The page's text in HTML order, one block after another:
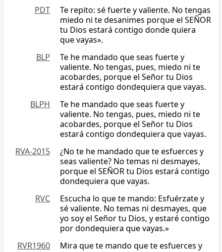
PDT
Te repito: sé fuerte y valiente. No tengas
miedo ni te desanimes porque el SEÑOR
tu Dios estará contigo donde quiera
que vayas».
BLP
Te he mandado que seas fuerte y
valiente. No tengas, pues, miedo ni te
acobardes, porque el Señor tu Dios
estará contigo dondequiera que vayas.
BLPH
Te he mandado que seas fuerte y
valiente. No tengas, pues, miedo ni te
acobardes, porque el Señor tu Dios
estará contigo dondequiera que vayas.
RVA-2015
¿No te he mandado que te esfuerces y
seas valiente? No temas ni desmayes,
porque el SEÑOR tu Dios estará contigo
dondequiera que vayas.
RVC
Escucha lo que te mando: Esfuérzate y
sé valiente. No temas ni desmayes, que
yo soy el Señor tu Dios, y estaré contigo
por dondequiera que vayas.»
RVR1960
Mira que te mando que te esfuerces y